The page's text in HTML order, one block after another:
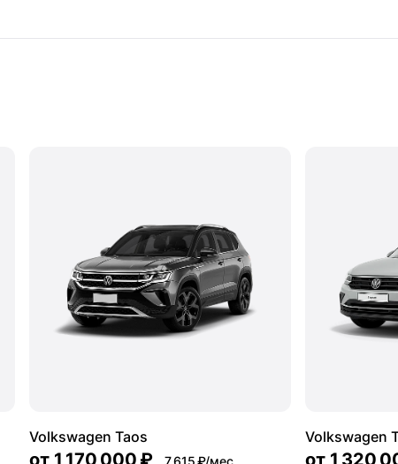
Volkswagen Taos
от 1 170 000 ₽ 7 615 ₽/мес.
Volkswagen
от 1 320